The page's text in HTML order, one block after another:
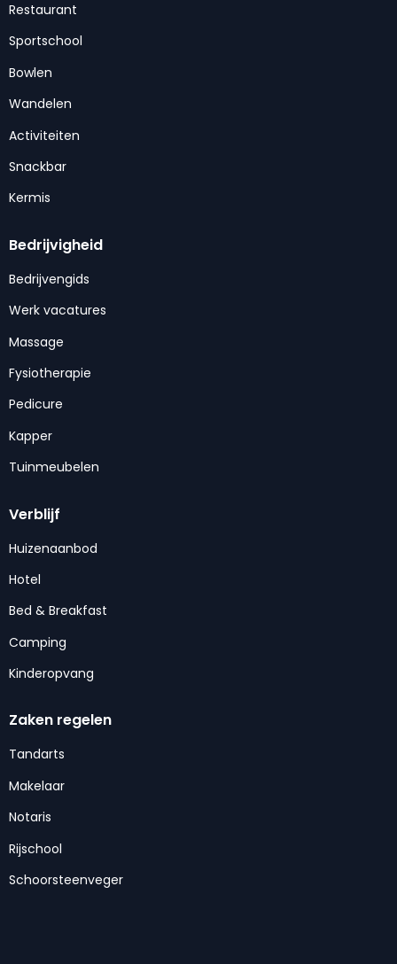
Restaurant
Sportschool
Bowlen
Wandelen
Activiteiten
Snackbar
Kermis
Bedrijvigheid
Bedrijvengids
Werk vacatures
Massage
Fysiotherapie
Pedicure
Kapper
Tuinmeubelen
Verblijf
Huizenaanbod
Hotel
Bed & Breakfast
Camping
Kinderopvang
Zaken regelen
Tandarts
Makelaar
Notaris
Rijschool
Schoorsteenveger